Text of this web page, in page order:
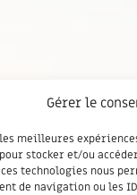
Gérer le
meilleures
stocker et/ou
technologies nous
de navigation ou les